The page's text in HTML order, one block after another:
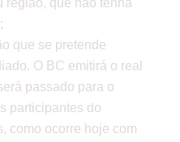
região, que não tenha
que se pretende
O BC emitirá o real
passado para o
participantes do
como ocorre hoje com